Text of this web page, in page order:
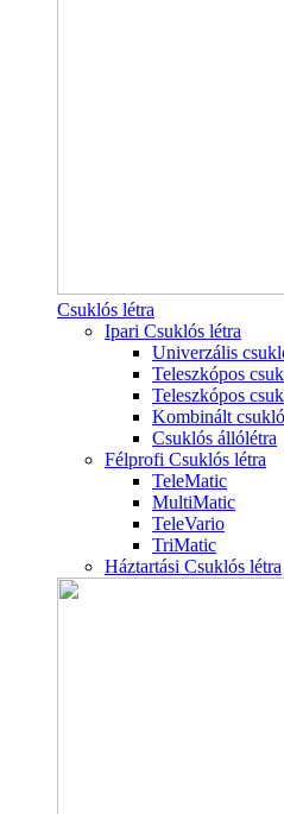
Csuklós létra
Ipari Csuklós létra
Univerzális
Teleszkópos
Teleszkópos
Kombinált
Csuklós állólétra
Félprofi Csuklós létra
TeleMatic
MultiMatic
TeleVario
TriMatic
Háztartási Csuklós létra